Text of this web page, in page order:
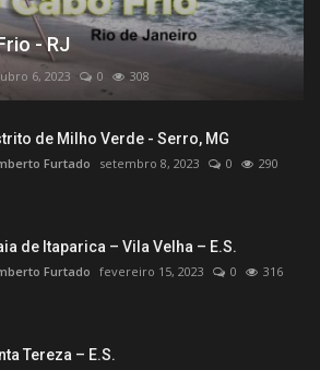
- RJ
6, 2023 0 308
de Milho Verde - Serro, MG
Furtado setembro 8, 2023 0 290
de Itaparica – Vila Velha – E.S.
Furtado fevereiro 15, 2023 0 316
Tereza – E.S.